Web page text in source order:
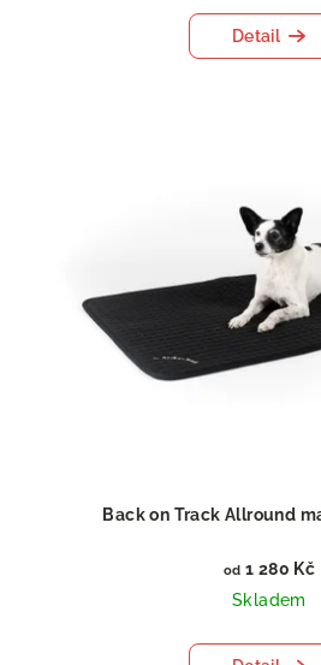
Detail
Back on Track Allround
od 1 280 Kč
Skladem